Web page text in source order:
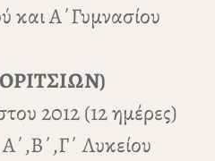
και Α΄Γυμνασίου
2012 (12 ημέρες)
Λυκείου